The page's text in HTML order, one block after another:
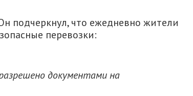
подчеркнул, что ежедневно жители
перевозки:
документами на